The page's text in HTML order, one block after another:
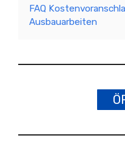
FAQ
Ausbauarbeiten